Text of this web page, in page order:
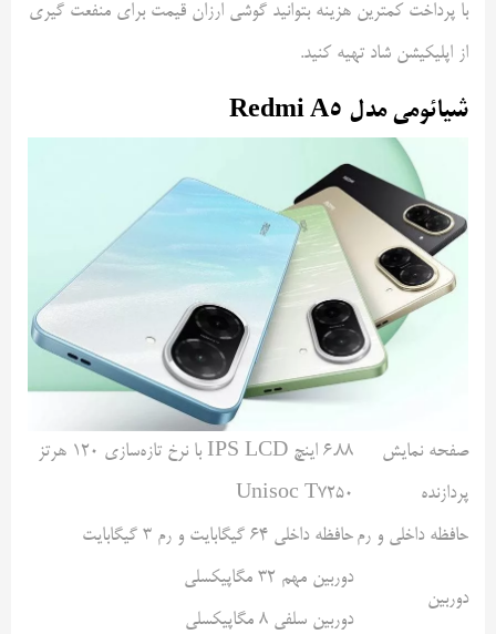
با پرداخت کمترین هزینه بتوانید گوشی ارزان قیمت برای منفعت گیری
از اپلیکیشن شاد تهیه کنید.
شیائومی مدل Redmi A5
صفحه نمایش
۶.۸۸ اینچ IPS LCD با نرخ تازه‌سازی ۱۲۰ هرتز
پردازنده
Unisoc T7250
حافظه داخلی و رم حافظه داخلی ۶۴ گیگابایت و رم ۳ گیگابایت
دوربین
دوربین مهم ۳۲ مگاپیکسلی
دوربین سلفی ۸ مگاپیکسلی